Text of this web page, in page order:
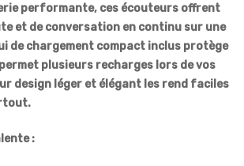
performante, ces écouteurs offrent
et de conversation en continu sur une
de chargement compact inclus protège
plusieurs recharges lors de vos
design léger et élégant les rend faciles
: